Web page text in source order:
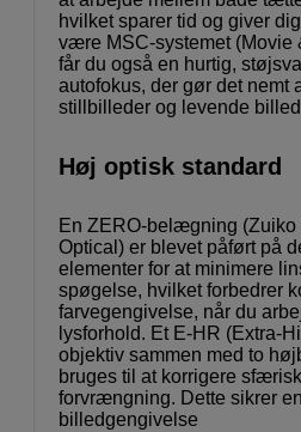
hvilket sparer tid og giver
være MSC-systemet (Movie
får du også en hurtig,
autofokus, der gør det nemt
stillbilleder og levende
Høj optisk standard
En ZERO-belægning (Zuiko
Optical) er blevet påført på
elementer for at minimere
spøgelse, hvilket forbedrer
farvegengivelse, når du
lysforhold. Et E-HR (Extra-
objektiv sammen med to
bruges til at korrigere
forvrængning. Dette sikrer
billedgengivelse